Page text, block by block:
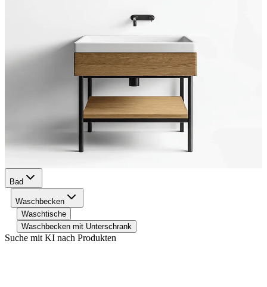
Bad
Waschbecken
Waschtische
Waschbecken mit Unterschrank
Suche mit KI nach Produkten